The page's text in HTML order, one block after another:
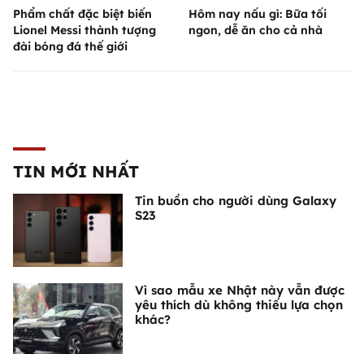
Phẩm chất đặc biệt biến
Lionel Messi thành tượng
đài bóng đá thế giới
Hôm nay nấu gì: Bữa tối
ngon, dễ ăn cho cả nhà
TIN MỚI NHẤT
Tin buồn cho người dùng Galaxy
S23
Vì sao mẫu xe Nhật này vẫn được
yêu thích dù không thiếu lựa chọn
khác?